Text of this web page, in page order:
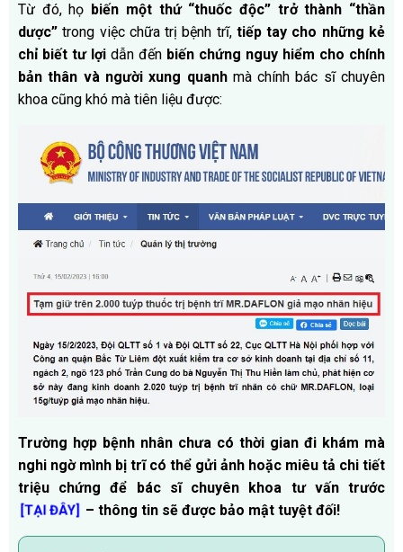
Từ đó, họ biến một thứ “thuốc độc” trở thành “thần
dược” trong việc chữa trị bệnh trĩ, tiếp tay cho những kẻ
chỉ biết tư lợi dẫn đến biến chứng nguy hiểm cho chính
bản thân và người xung quanhmà chính bác sĩ chuyên
khoa cũng khó mà tiên liệu được:
Trường hợp bệnh nhân chưa có thời gian đi khám mà
nghi ngờ mình bị trĩ có thể gửi ảnh hoặc miêu tả chi tiết
triệu chứng để bác sĩ chuyên khoa tư vấn trước
[TẠI ĐÂY] – thông tin sẽ được bảo mật tuyệt đối!